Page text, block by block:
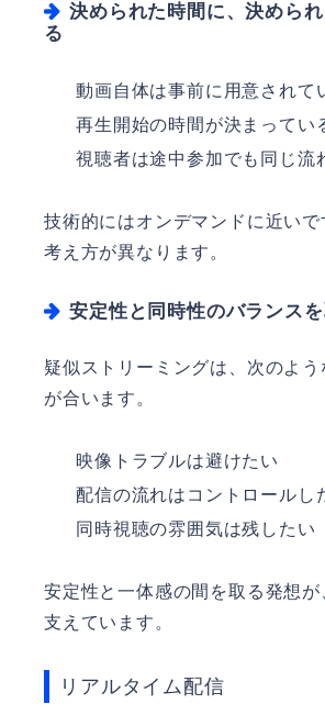
決められた時間に、決めら
る
動画自体は事前に用意されて
再生開始の時間が決まってい
視聴者は途中参加でも同じ流
技術的にはオンデマンドに近い
考え方が異なります。
安定性と同時性のバランス
疑似ストリーミングは、次のよう
が合います。
映像トラブルは避けたい
配信の流れはコントロールし
同時視聴の雰囲気は残したい
安定性と一体感の間を取る発想が
支えています。
リアルタイム配信